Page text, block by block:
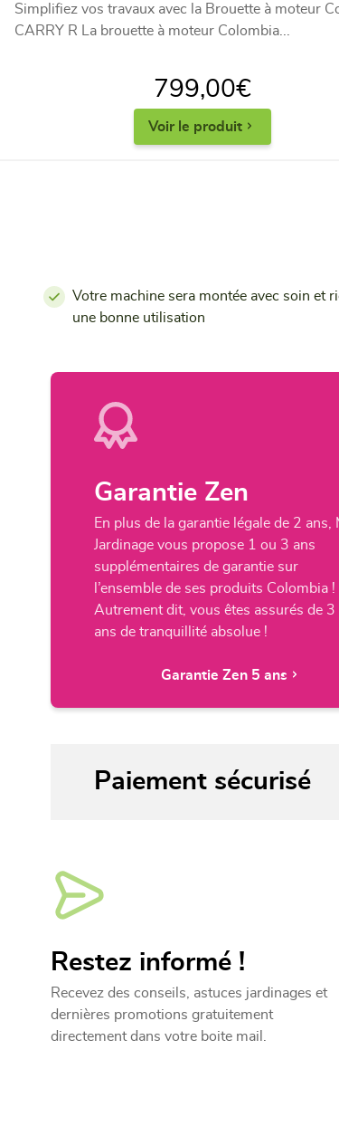
Simplifiez vos travaux avec la Brouette à moteur
CARRY R La brouette à moteur Colombia...
799,00€
Voir le produit
Votre machine sera montée avec soin et
une bonne utilisation
Garantie Zen
En plus de la garantie légale de 2 ans,
Jardinage vous propose 1 ou 3 ans
supplémentaires de garantie sur
l’ensemble de ses produits Colombia !
Autrement dit, vous êtes assurés de 3
ans de tranquillité absolue !
Garantie Zen 5 ans
Restez informé !
Recevez des conseils, astuces jardinages et
dernières promotions gratuitement
directement dans votre boite mail.
Paiement sécurisé